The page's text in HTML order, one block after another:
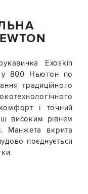
Exoskin
у 800 Ньютон по
традиційного
і точний
високим рівнем
Манжета вкрита
поєднується